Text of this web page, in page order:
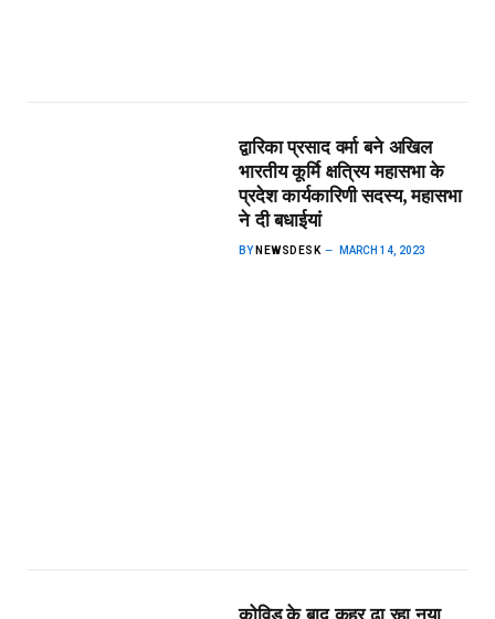
द्वारिका प्रसाद वर्मा बने अखिल
भारतीय कूर्मि क्षत्रिय महासभा के
प्रदेश कार्यकारिणी सदस्य, महासभा
ने दी बधाईयां
BY NEWSDESK MARCH 14, 2023